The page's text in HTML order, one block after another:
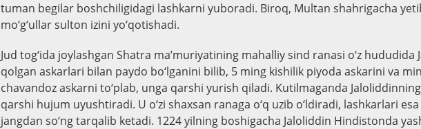
tuman begilar boshchiligidagi lashkarni yuboradi. Biroq, Multan shahrigacha
mo‘g‘ullar sulton izini yo‘qotishadi.
Jud tog‘ida joylashgan Shatra ma’muriyatining mahalliy sind ranasi o‘z hududida
qolgan askarlari bilan paydo bo‘lganini bilib, 5 ming kishilik piyoda askarini va
chavandoz askarni to‘plab, unga qarshi yurish qiladi. Kutilmaganda Jaloliddinning
qarshi hujum uyushtiradi. U o‘zi shaxsan ranaga o‘q uzib o‘ldiradi, lashkarlari
jangdan so‘ng tarqalib ketadi. 1224 yilning boshigacha Jaloliddin Hindistonda